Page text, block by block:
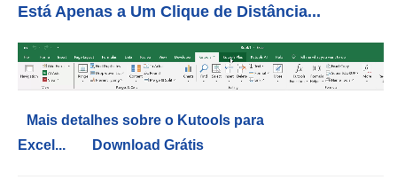
Está Apenas a Um Clique de Distância...
Mais detalhes sobre o Kutools para
Excel...
Download Grátis